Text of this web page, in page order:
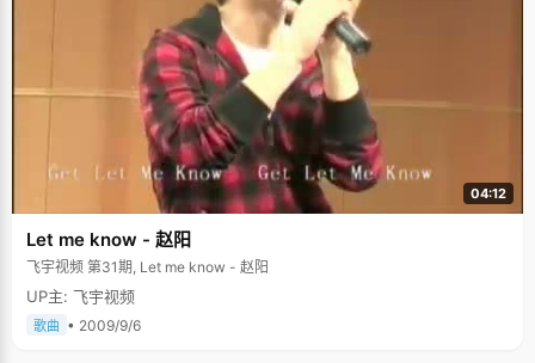
然，不知所以的样子。"爸爸无可奈何的放弃了，认为我的英语理解能力太差
了，等初中以后再慢慢理解吧，自此他基本就没教过我英语了，都让我自己
跟着老师去学习和找感觉。"汪天一学习英语的诀窍就是找语感，背课文，看
英语读物，写东西，这些都是学好英语最有效的办法。直到高中以后，汪天
一才有了与爸爸交流英语的机会。 汪天一并不比其他孩子聪明，但有个最大
的优势就是能静，他从小就非常听话，很自觉，性格里就充满了安静的因
素，基本不淘气，甚至没有打过架。当其他小学生都在外玩耍，玩电子游戏
的时候，他每天放学回家也能自觉作业，看书，小学毕业的时候，他已经看
完了中国四大名著。 细节决定一切 汪天一的高中生活非常规律，每天早上六
点起床，晚上十点半准时睡觉，中午还要睡一个小觉，并没有比别人多花多
少时间在学习上，平时还经常踊跃参与学校活动，但是成绩一直都名列前
也曾如此评价过他。 "我会注意理解一个东西，一个概念。一般人只是记住概
念而已，而我会深入进去验证这个概念，分析哪些概念是需要深入理解
的，"汪天一说，"理解的去记忆比死记硬背更容易印象深刻，要用的时候也
能融会贯通。"汪天一不搞题海战术，但是总有老师或者同学说他做的题比任
何人多，深思一下，只能说汪天一的如此记忆法让他看到题目略加分析之后
就能把所需概念公式等信手拈来，灵活运动，做题速度和效率自然要高很
04:12
Let me know - 赵阳
飞宇视频 第31期, Let me know - 赵阳
UP主: 飞宇视频
歌曲 • 2009/9/6